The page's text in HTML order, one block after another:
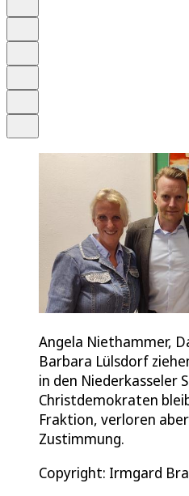
Angela Niethammer,
Barbara Lülsdorf
in den Niederkasseler
Christdemokraten
Fraktion, verloren
Zustimmung.
Copyright: Irmgard